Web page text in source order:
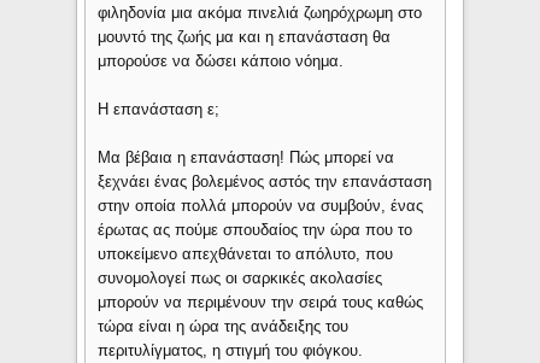
φιληδονία μια ακόμα πινελιά ζωηρόχρωμη στο
μουντό της ζωής μα και η επανάσταση θα
μπορούσε να δώσει κάποιο νόημα.
Η επανάσταση ε;
Μα βέβαια η επανάσταση! Πώς μπορεί να
ξεχνάει ένας βολεμένος αστός την επανάσταση
στην οποία πολλά μπορούν να συμβούν, ένας
έρωτας ας πούμε σπουδαίος την ώρα που το
υποκείμενο απεχθάνεται το απόλυτο, που
συνομολογεί πως οι σαρκικές ακολασίες
μπορούν να περιμένουν την σειρά τους καθώς
τώρα είναι η ώρα της ανάδειξης του
περιτυλίγματος, η στιγμή του φιόγκου.